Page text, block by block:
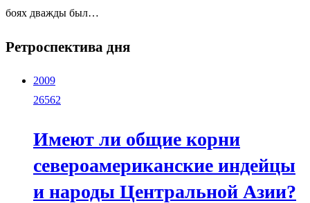
боях дважды был…
Ретроспектива дня
2009
26562
Имеют ли общие корни
североамериканские индейцы
и народы Центральной Азии?